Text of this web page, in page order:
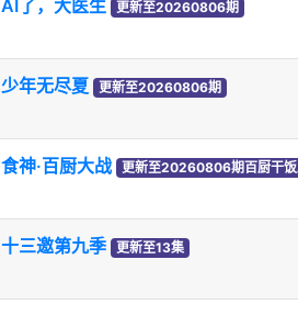
AI了，大医生 更新至20260806期
少年无尽夏 更新至20260806期
食神·百厨大战 更新至20260806期百厨干
十三邀第九季 更新至13集